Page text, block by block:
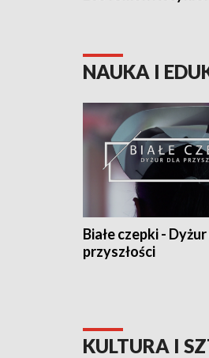
NAUKA I
Białe czepki -
przyszłości
KULTURA I